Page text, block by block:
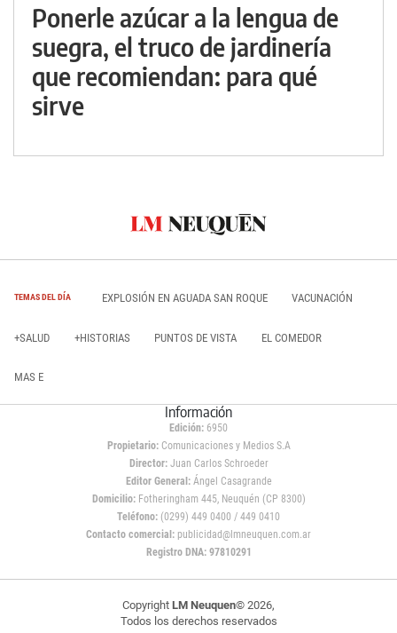
Ponerle azúcar a la lengua de
suegra, el truco de jardinería
que recomiendan: para qué
sirve
TEMAS DEL DÍA EXPLOSIÓN EN AGUADA SAN ROQUE VACUNACIÓN
+SALUD +HISTORIAS PUNTOS DE VISTA EL COMEDOR
MAS E
Información
Edición: 6950
Propietario:Comunicaciones y Medios S.A
Director: Juan Carlos Schroeder
Editor General:Ángel Casagrande
Domicilio:Fotheringham 445, Neuquén (CP 8300)
Teléfono: (0299) 449 0400 / 449 0410
Contacto comercial: publicidad@lmneuquen.com.ar
Registro DNA: 97810291
Copyright LM Neuquen© 2026,
Todos los derechos reservados